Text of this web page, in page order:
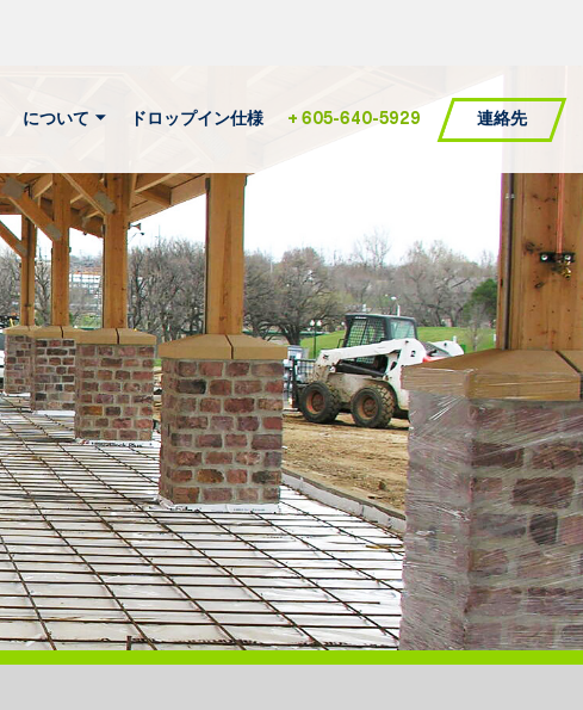
について ドロップイン仕様 + 605-640-5929 連絡先